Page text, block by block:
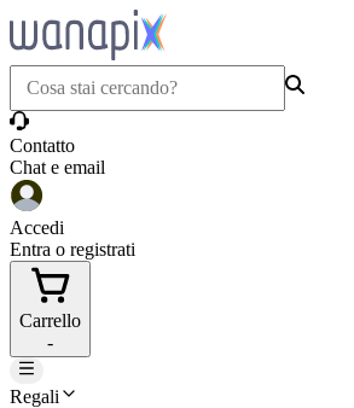
Contatto
Chat e email
Accedi
Entra o registrati
Carrello
-
Regali